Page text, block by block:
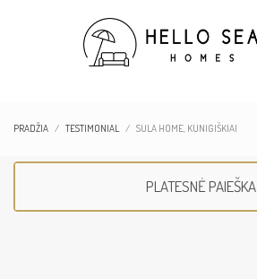
PRADŽIA TESTIMONIAL SULA HOME, KUNIGIŠKIAI
PLATESNĖ PAIEŠKA